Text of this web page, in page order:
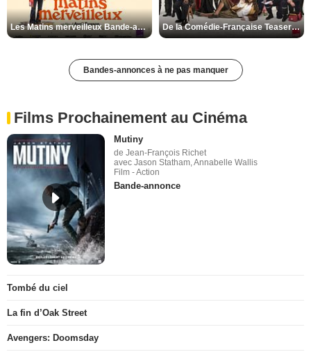
Les Matins merveilleux Bande-annonce VF De la Comédie-Française Teaser VF
Bandes-annonces à ne pas manquer
Films Prochainement au Cinéma
Mutiny
de Jean-François Richet
avec Jason Statham, Annabelle Wallis
Film - Action
Bande-annonce
Tombé du ciel
La fin d’Oak Street
Avengers: Doomsday